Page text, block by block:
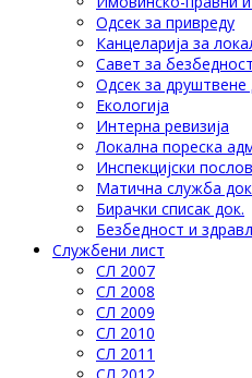
Одсек за привреду
Канцеларија за
Савет за
Одсек за друштвене
Eкологија
Интерна ревизија
Локална пореска
Инспекцијски
Матична служба
Бирачки списак док.
Безбедност и
Службени лист
СЛ 2007
СЛ 2008
СЛ 2009
СЛ 2010
СЛ 2011